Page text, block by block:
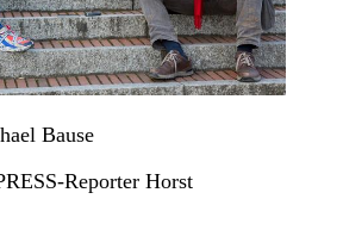
Bause
Reporter Horst